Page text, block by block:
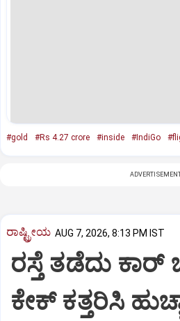
#gold #Rs 4.27 crore #inside #IndiGo
ರಾಷ್ಟ್ರೀಯ AUG 7, 2026, 8:13 PM IST
ರಸ್ತೆ ತಡೆದು
ಕೇಕ್ ಕತ್ತರಿಸಿ